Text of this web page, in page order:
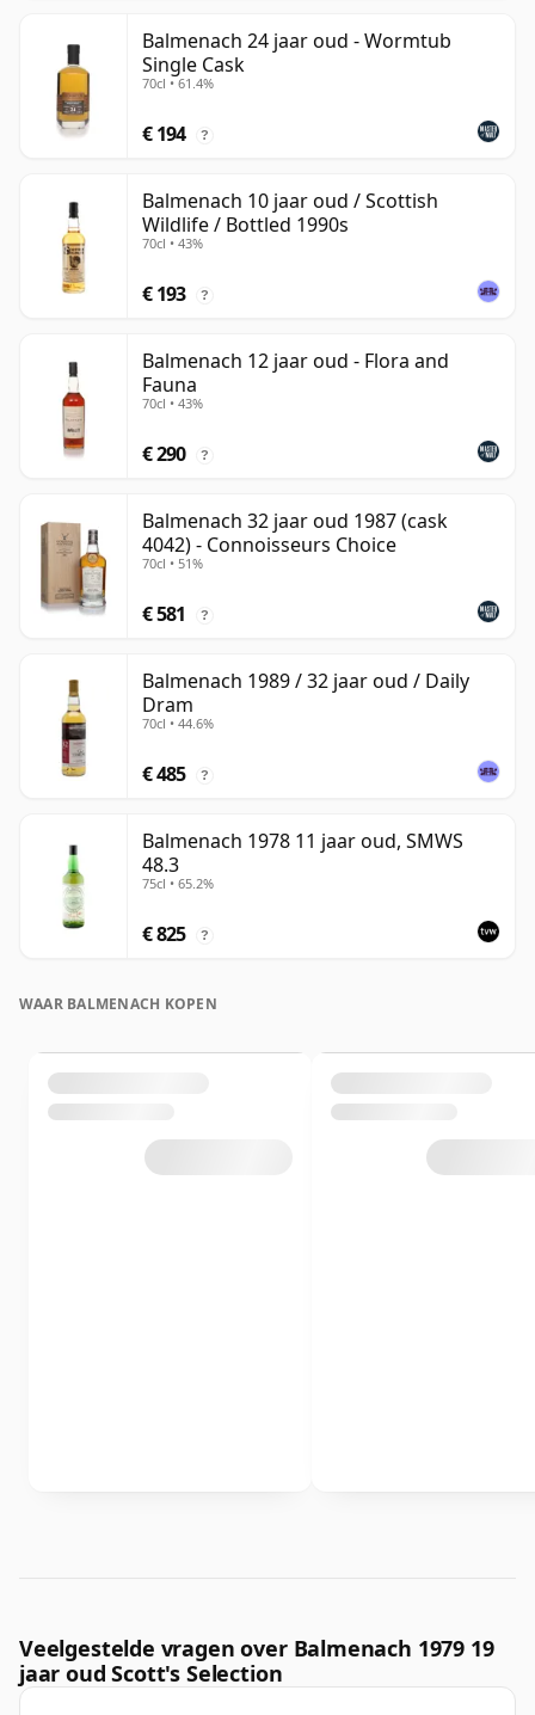
Balmenach 24 jaar oud - Wormtub
Single Cask
70cl • 61.4%
€ 194 ?
Balmenach 10 jaar oud / Scottish
Wildlife / Bottled 1990s
70cl • 43%
€ 193 ?
Balmenach 12 jaar oud - Flora and
Fauna
70cl • 43%
€ 290 ?
Balmenach 32 jaar oud 1987 (cask
4042) - Connoisseurs Choice
70cl • 51%
€ 581 ?
Balmenach 1989 / 32 jaar oud / Daily
Dram
70cl • 44.6%
€ 485 ?
Balmenach 1978 11 jaar oud, SMWS
48.3
75cl • 65.2%
€ 825 ?
WAAR BALMENACH KOPEN
Veelgestelde vragen over Balmenach 1979 19
jaar oud Scott's Selection